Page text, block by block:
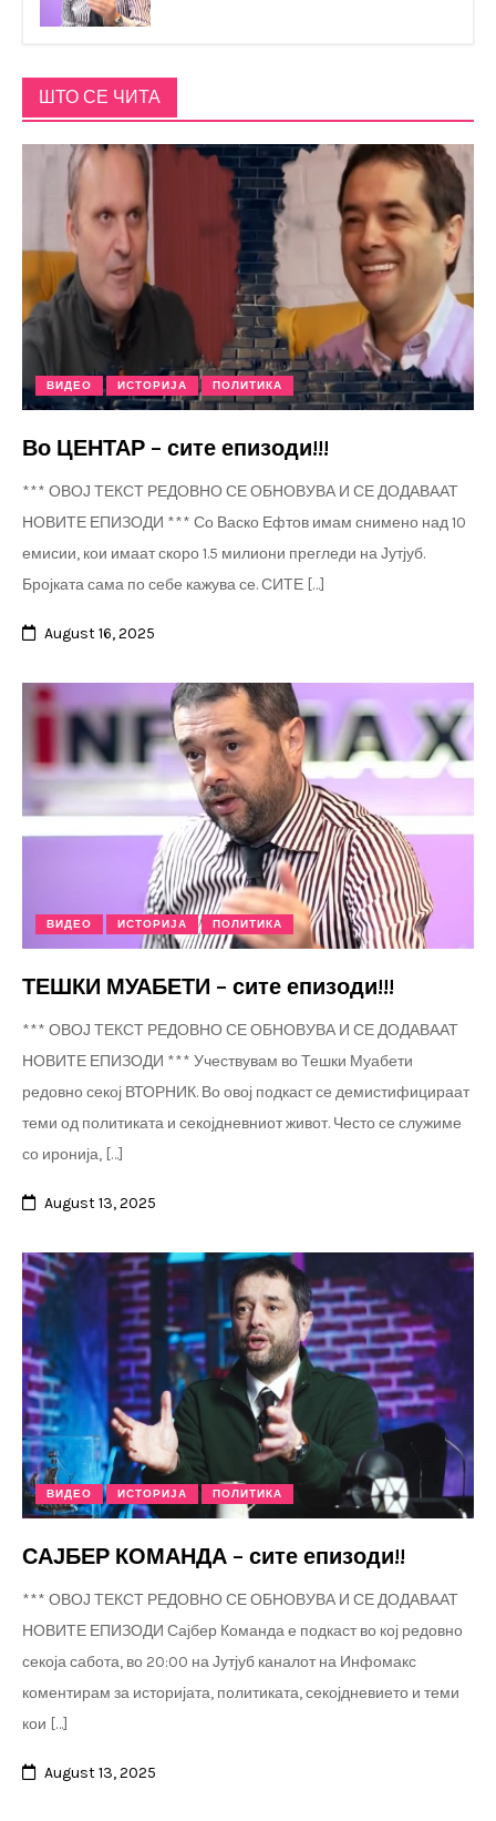
ШТО СЕ ЧИТА
ВИДЕО ИСТОРИЈА ПОЛИТИКА
Во ЦЕНТАР – сите епизоди!!!
*** ОВОЈ ТЕКСТ РЕДОВНО СЕ ОБНОВУВА И СЕ ДОДАВААТ
НОВИТЕ ЕПИЗОДИ *** Со Васко Ефтов имам снимено над 10
емисии, кои имаат скоро 1.5 милиони прегледи на Јутјуб.
Бројката сама по себе кажува се. СИТЕ […]
August 16, 2025
ВИДЕО ИСТОРИЈА ПОЛИТИКА
ТЕШКИ МУАБЕТИ – сите епизоди!!!
*** ОВОЈ ТЕКСТ РЕДОВНО СЕ ОБНОВУВА И СЕ ДОДАВААТ
НОВИТЕ ЕПИЗОДИ *** Учествувам во Тешки Муабети
редовно секој ВТОРНИК. Во овој подкаст се демистифицираат
теми од политиката и секојдневниот живот. Често се служиме
со иронија, […]
August 13, 2025
ВИДЕО ИСТОРИЈА ПОЛИТИКА
САЈБЕР КОМАНДА – сите епизоди!!
*** ОВОЈ ТЕКСТ РЕДОВНО СЕ ОБНОВУВА И СЕ ДОДАВААТ
НОВИТЕ ЕПИЗОДИ Сајбер Команда е подкаст во кој редовно
секоја сабота, во 20:00 на Јутјуб каналот на Инфомакс
коментирам за историјата, политиката, секојдневието и теми
кои […]
August 13, 2025